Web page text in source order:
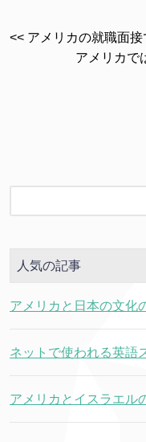
<< アメリカの就職面接
アメリカで
人気の記事
アメリカと日本の文化
ネットで使われる英語
アメリカとイスラエル